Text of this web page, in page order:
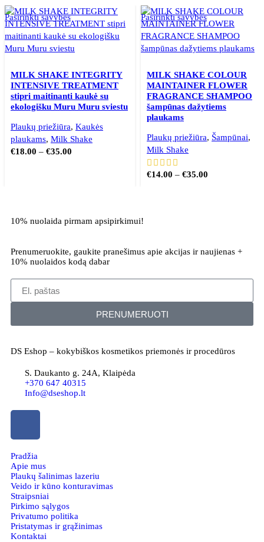
Pasirinkti savybes
MILK SHAKE INTEGRITY
INTENSIVE TREATMENT
stipri maitinanti kaukė su
ekologišku Muru Muru sviestu
Plaukų priežiūra, Kaukės
plaukams, Milk Shake
€18.00 – €35.00
Pasirinkti savybes
MILK SHAKE COLOUR
MAINTAINER FLOWER
FRAGRANCE SHAMPOO
šampūnas dažytiems
plaukams
Plaukų priežiūra, Šampūnai,
Milk Shake
€14.00 – €35.00
10% nuolaida pirmam apsipirkimui!
Prenumeruokite, gaukite pranešimus apie akcijas ir naujienas +
10% nuolaidos kodą dabar
PRENUMERUOTI
DS Eshop – kokybiškos kosmetikos priemonės ir procedūros
S. Daukanto g. 24A, Klaipėda
+370 647 40315
Info@dseshop.lt
Pradžia
Apie mus
Plaukų šalinimas lazeriu
Veido ir kūno konturavimas
Straipsniai
Pirkimo sąlygos
Privatumo politika
Pristatymas ir grąžinimas
Kontaktai